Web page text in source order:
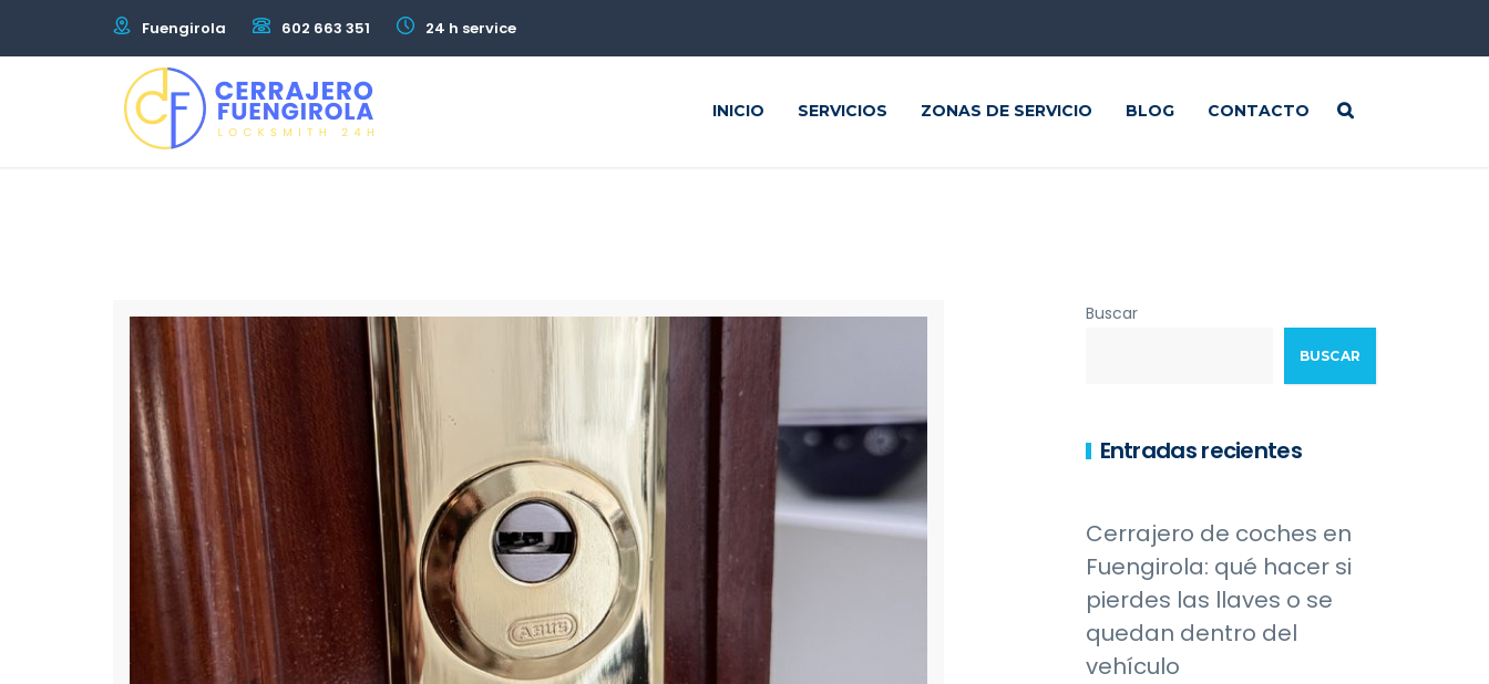
Fuengirola 602 663 351 24 h service
INICIO SERVICIOS ZONAS DE SERVICIO BLOG CONTACTO
Buscar
BUSCAR
Entradas recientes
Cerrajero de coches en
Fuengirola: qué hacer si
pierdes las llaves o se
quedan dentro del
vehículo